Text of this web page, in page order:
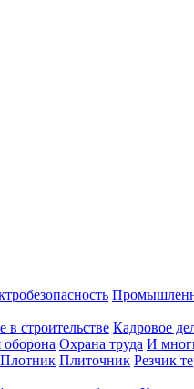
в строительстве Кадровое
оборона Охрана труда И
Плотник Плиточник Резчик